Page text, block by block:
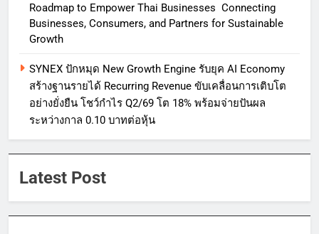
Roadmap to Empower Thai Businesses Connecting
Businesses, Consumers, and Partners for Sustainable
Growth
SYNEX ปักหมุด New Growth Engine รับยุค AI Economy
สร้างฐานรายได้ Recurring Revenue ขับเคลื่อนการเติบโต
อย่างยั่งยืน โชว์กำไร Q2/69 โต 18% พร้อมจ่ายปันผล
ระหว่างกาล 0.10 บาทต่อหุ้น
Latest Post